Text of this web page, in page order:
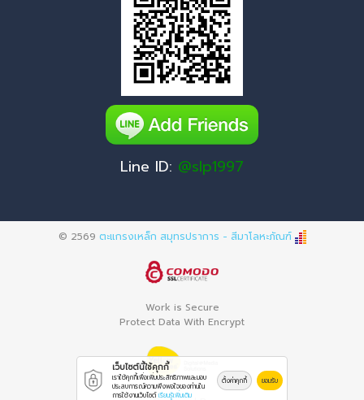
Line ID: @slp1997
© 2569 ตะแกรงเหล็ก สมุทรปราการ - สีมาโลหะภัณฑ์
Work is Secure
Protect Data With Encrypt
เว็บไซต์นี้ใช้คุกกี้
เราใช้คุกกี้เพื่อเพิ่มประสิทธิภาพและมอบ
ประสบการณ์ความพึงพอใจของท่านใน
การใช้งานเว็บไซต์เรียนรู้เพิ่มเติม
ตั้งค่าคุกกี้ ยอมรับ